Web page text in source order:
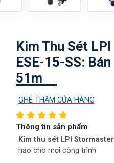
Kim Thu Sét
ESE-15-SS:
51m
GHÉ THĂM CỬA HÀNG
Thông tin sản phẩm
Kim thu sét LPI Stormaster
hảo cho mọi công trình